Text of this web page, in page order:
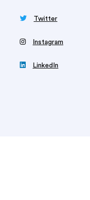
 Twitter
‍ Instagram
 LinkedIn